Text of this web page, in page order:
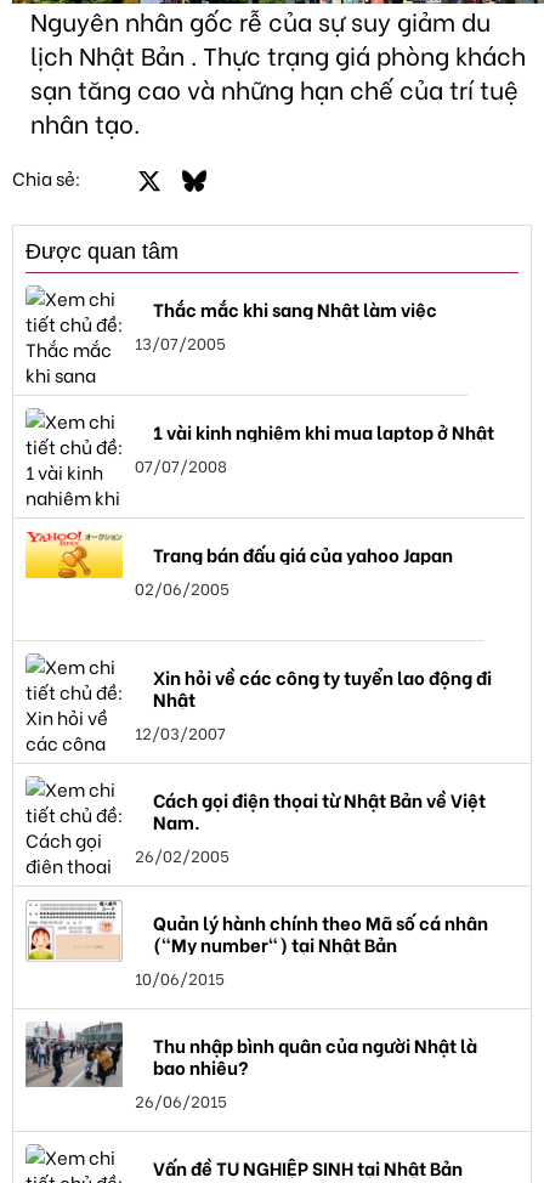
Nguyên nhân gốc rễ của sự suy giảm du
lịch Nhật Bản . Thực trạng giá phòng khách
sạn tăng cao và những hạn chế của trí tuệ
nhân tạo.
Chia sẻ: FacebookBluesky
Được quan tâm
Thắc mắc khi sang Nhật làm việc
13/07/2005
1 vài kinh nghiệm khi mua laptop ở Nhật
07/07/2008
Trang bán đấu giá của yahoo Japan
02/06/2005
Xin hỏi về các công ty tuyển lao động đi
Nhật
12/03/2007
Cách gọi điện thọai từ Nhật Bản về Việt
Nam.
26/02/2005
Quản lý hành chính theo Mã số cá nhân
("My number") tại Nhật Bản
10/06/2015
Thu nhập bình quân của người Nhật là
bao nhiêu?
26/06/2015
Vấn đề TU NGHIỆP SINH tại Nhật Bản